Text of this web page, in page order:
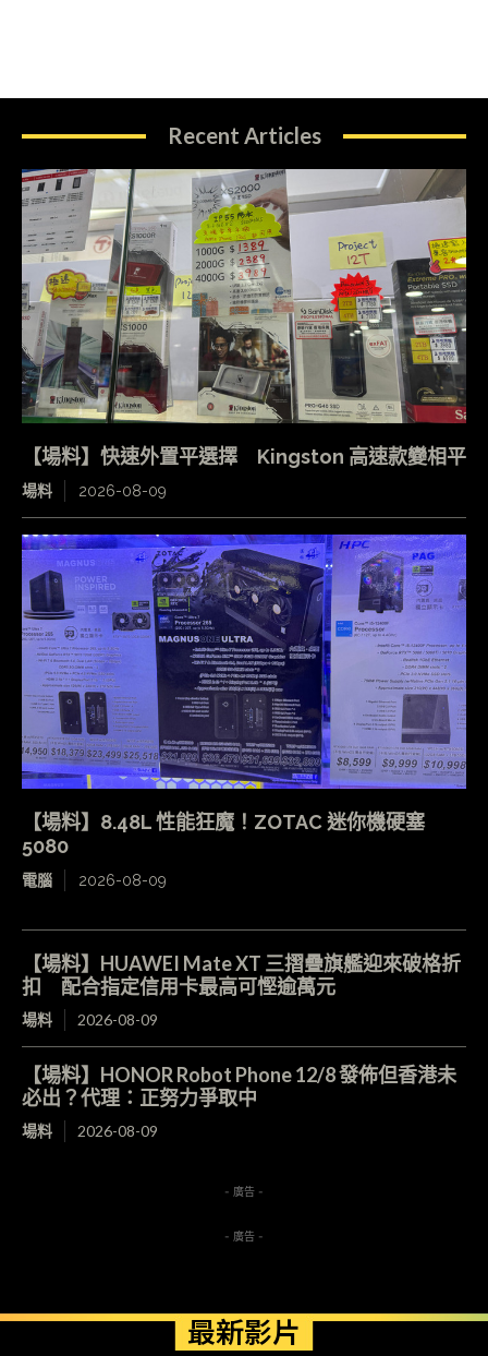
Recent Articles
【場料】快速外置平選擇 Kingston 高速款變相平
場料 2026-08-09
【場料】8.48L 性能狂魔！ZOTAC 迷你機硬塞
5080
電腦 2026-08-09
【場料】HUAWEI Mate XT 三摺疊旗艦迎來破格折
扣 配合指定信用卡最高可慳逾萬元
場料 2026-08-09
【場料】HONOR Robot Phone 12/8 發佈但香港未
必出？代理：正努力爭取中
場料 2026-08-09
- 廣告 -
- 廣告 -
最新影片